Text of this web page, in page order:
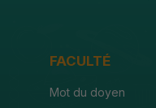
FACULTÉ
Mot du doyen